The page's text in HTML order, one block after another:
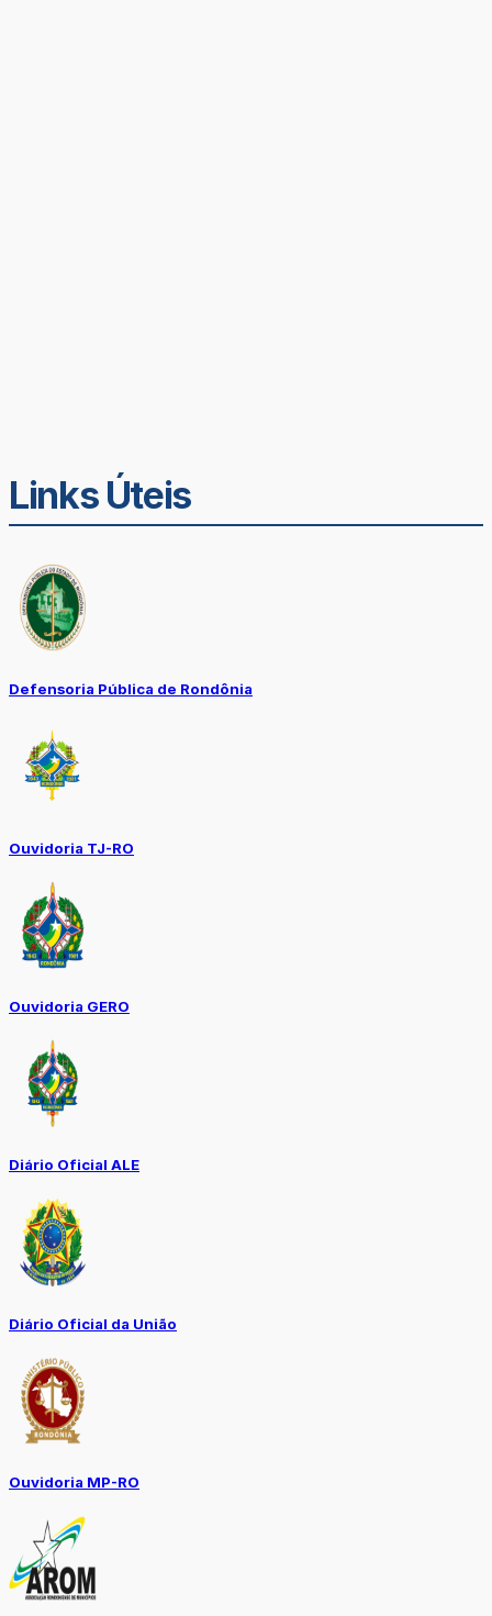
Links Úteis
Defensoria Pública de Rondônia
Ouvidoria TJ-RO
Ouvidoria GERO
Diário Oficial ALE
Diário Oficial da União
Ouvidoria MP-RO